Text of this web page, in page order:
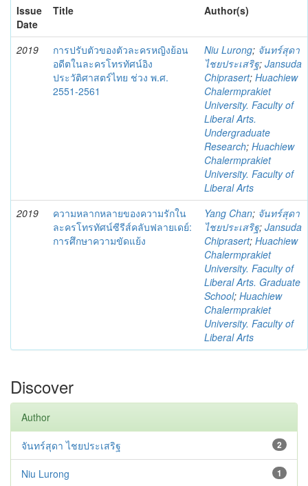
Issue
Date
Title Author(s)
2019
การปรับตัวของตัวละครหญิงย้อน
อดีตในละครโทรทัศน์อิง
ประวัติศาสตร์ไทย ช่วง พ.ศ.
2551-2561
Niu Lurong; จันทร์สุดา
ไชยประเสริฐ; Jansuda
Chiprasert; Huachiew
Chalermprakiet
University. Faculty of
Liberal Arts.
Undergraduate
Research; Huachiew
Chalermprakiet
University. Faculty of
Liberal Arts
2019
ความหลากหลายของความรักใน
ละครโทรทัศน์ซีรีส์คลับฟลายเดย์:
การศึกษาความขัดแย้ง
Yang Chan; จันทร์สุดา
ไชยประเสริฐ; Jansuda
Chiprasert; Huachiew
Chalermprakiet
University. Faculty of
Liberal Arts. Graduate
School; Huachiew
Chalermprakiet
University. Faculty of
Liberal Arts
Discover
Author
2
จันทร์สุดา ไชยประเสริฐ
1
Niu Lurong